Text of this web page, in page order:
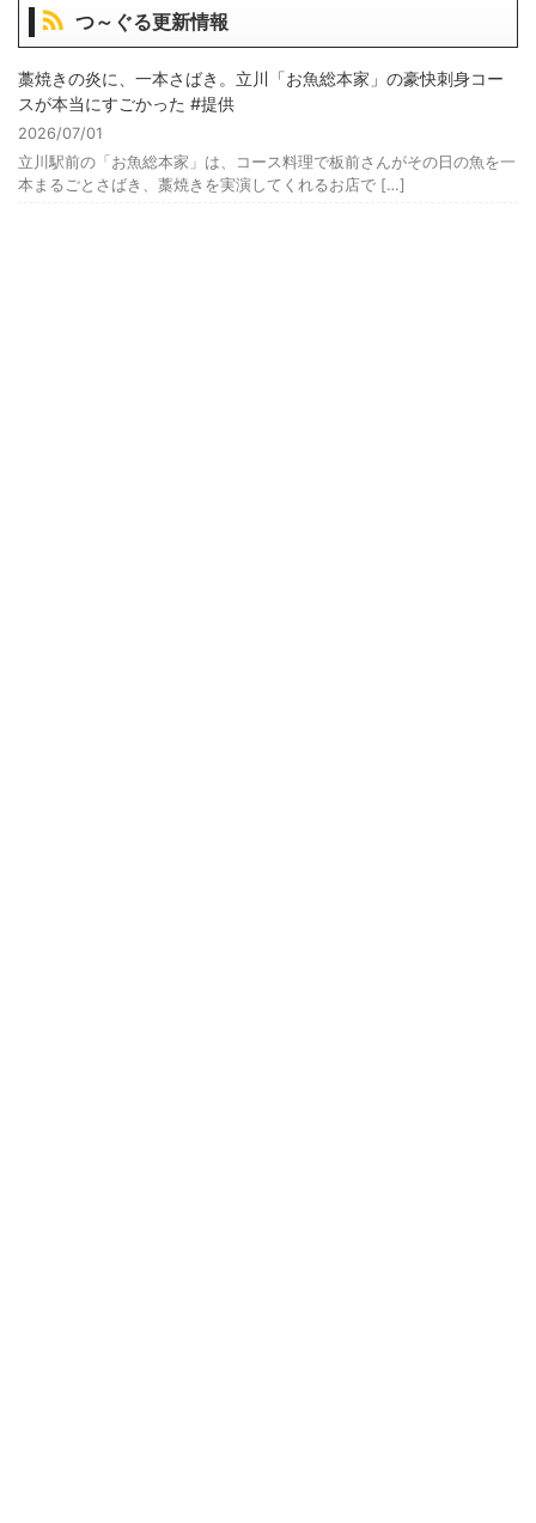
つ～ぐる更新情報
藁焼きの炎に、一本さばき。立川「お魚総本家」の豪快刺身コー
スが本当にすごかった #提供
2026/07/01
立川駅前の「お魚総本家」は、コース料理で板前さんがその日の魚を一
本まるごとさばき、藁焼きを実演してくれるお店で […]